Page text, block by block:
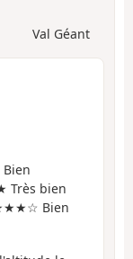
Val Géant
bien
Bien